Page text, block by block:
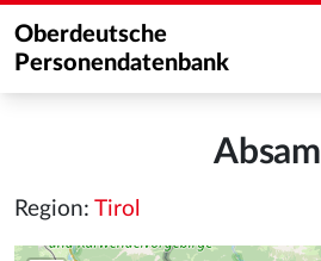
Oberdeutsche
Personendatenbank
Absam
Region: Tirol